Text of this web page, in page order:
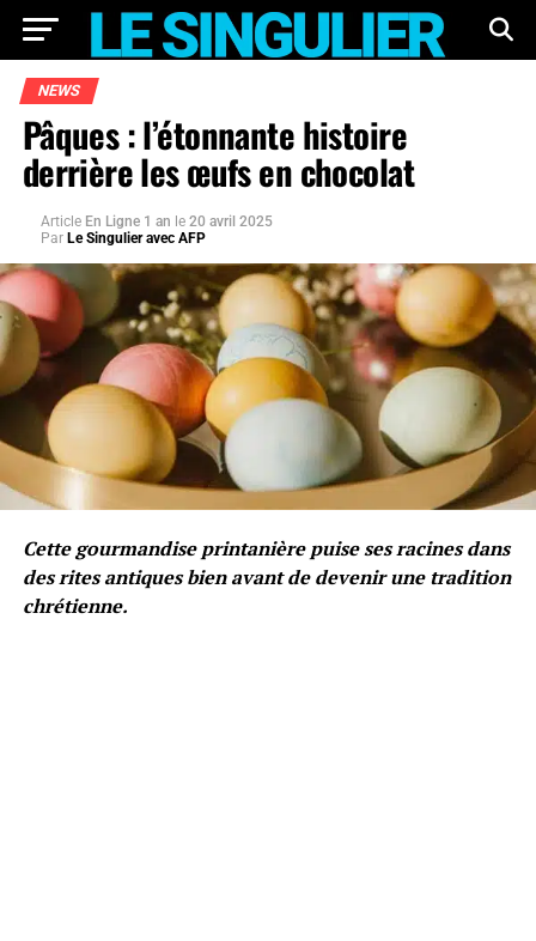
NEWS
Pâques : l’étonnante histoire
derrière les œufs en chocolat
Article En Ligne 1 an le 20 avril 2025
Par Le Singulier avec AFP
Cette gourmandise printanière puise ses racines dans
des rites antiques bien avant de devenir une tradition
chrétienne.